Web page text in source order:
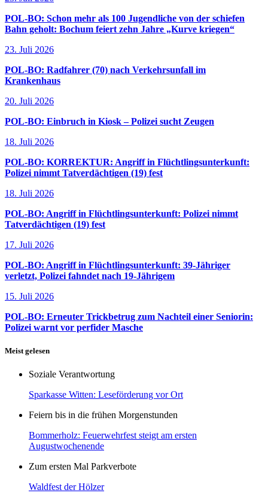
POL-BO: Schon mehr als 100 Jugendliche von der schiefen
Bahn geholt: Bochum feiert zehn Jahre „Kurve kriegen“
23. Juli 2026
POL-BO: Radfahrer (70) nach Verkehrsunfall im
Krankenhaus
20. Juli 2026
POL-BO: Einbruch in Kiosk – Polizei sucht Zeugen
18. Juli 2026
POL-BO: KORREKTUR: Angriff in Flüchtlingsunterkunft:
Polizei nimmt Tatverdächtigen (19) fest
18. Juli 2026
POL-BO: Angriff in Flüchtlingsunterkunft: Polizei nimmt
Tatverdächtigen (19) fest
17. Juli 2026
POL-BO: Angriff in Flüchtlingsunterkunft: 39-Jähriger
verletzt, Polizei fahndet nach 19-Jährigem
15. Juli 2026
POL-BO: Erneuter Trickbetrug zum Nachteil einer Seniorin:
Polizei warnt vor perfider Masche
Meist gelesen
Soziale Verantwortung
Sparkasse Witten: Leseförderung vor Ort
Feiern bis in die frühen Morgenstunden
Bommerholz: Feuerwehrfest steigt am ersten
Augustwochenende
Zum ersten Mal Parkverbote
Waldfest der Hölzer